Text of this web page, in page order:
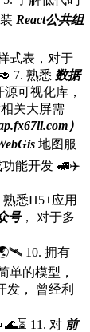
React公共组
式表，对于
7. 熟悉 数据
源可视化库，
关大屏需
）
地图服
功能开发 🚅✈️
悉H5+应用
号， 对于多
10. 拥有
单的模型，
发， 曾经利
11. 对 前